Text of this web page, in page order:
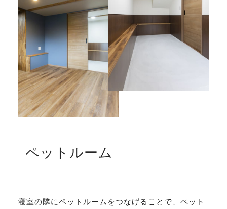
ペットルーム
寝室の隣にペットルームをつなげることで、ペット